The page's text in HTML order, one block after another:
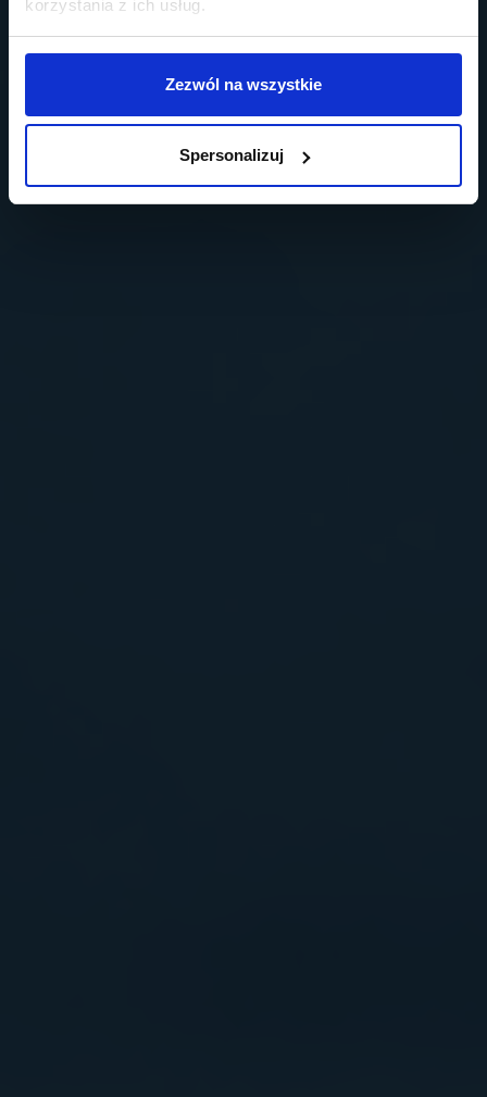
korzystania z ich usług.
Zezwól na wszystkie
Spersonalizuj